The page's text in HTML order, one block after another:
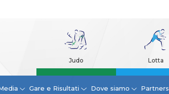
Judo Lotta
Gare e Risultati Dove siamo Partners